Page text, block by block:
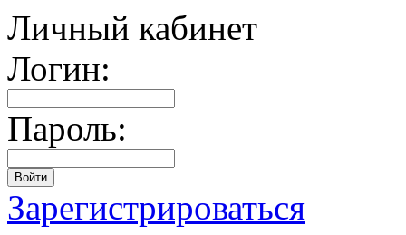
Личный кабинет
Логин:
Пароль:
Зарегистрироваться